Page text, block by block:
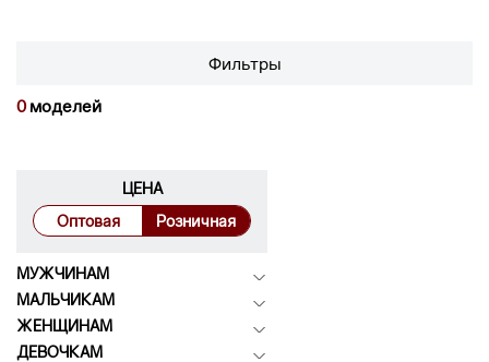
Фильтры
0моделей
ЦЕНА
Оптовая
Розничная
МУЖЧИНАМ
МАЛЬЧИКАМ
ЖЕНЩИНАМ
ДЕВОЧКАМ